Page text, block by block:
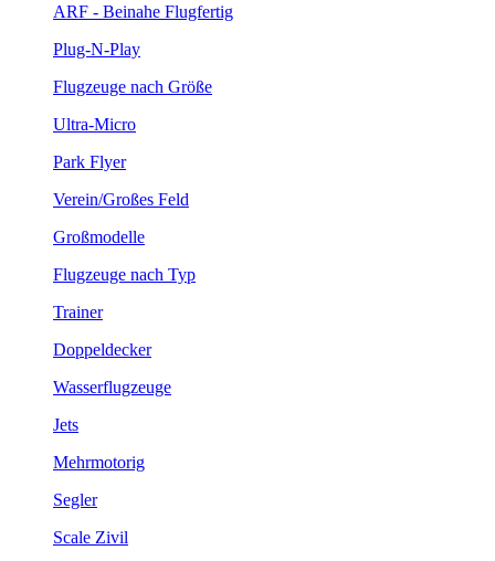
ARF - Beinahe Flugfertig
Plug-N-Play
Flugzeuge nach Größe
Ultra-Micro
Park Flyer
Verein/Großes Feld
Großmodelle
Flugzeuge nach Typ
Trainer
Doppeldecker
Wasserflugzeuge
Jets
Mehrmotorig
Segler
Scale Zivil